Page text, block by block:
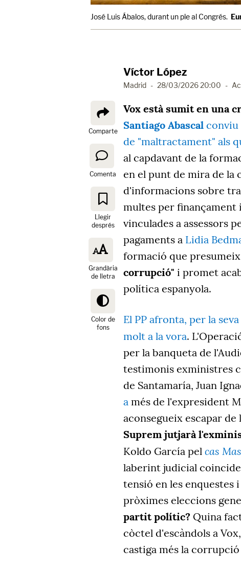
José Luis Ábalos, durant un ple al Congrés.
Víctor López
Madrid - 28/03/2026 20:00 -
Comparte
Comenta
Llegir
després
Grandària
de lletra
Color de
fons
Vox està sumit en una
Santiago Abascal conviu
de "maltractament" als
al capdavant de la
en el punt de mira de la
d'informacions sobre
multes per finançament
vinculades a assessors
pagaments a Lidia
formació que
corrupció" i promet
política espanyola.
El PP afronta, per la
molt a la vora.
per la banqueta de
testimonis exministres
de Santamaría, Juan
a més de l'expresident
aconsegueix escapar
Suprem jutjarà
Koldo García pel cas
laberint judicial
tensió en les enquestes
pròximes eleccions
partit polític? Quina
còctel d'escàndols a
castiga més la